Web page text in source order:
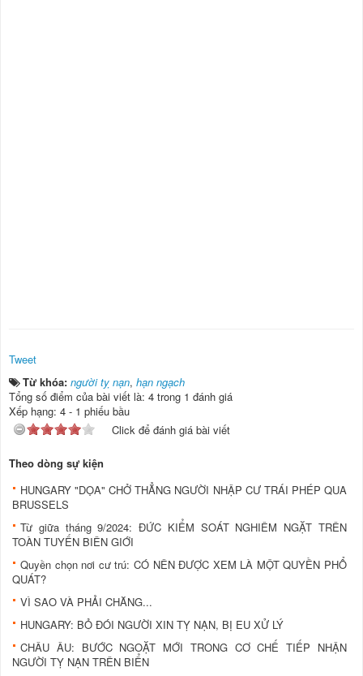
Tweet
Từ khóa: người tỵ nạn, hạn ngạch
Tổng số điểm của bài viết là: 4 trong 1 đánh giá
Xếp hạng: 4 - 1 phiếu bầu
Click để đánh giá bài viết
Theo dòng sự kiện
HUNGARY "DỌA" CHỞ THẲNG NGƯỜI NHẬP CƯ TRÁI PHÉP QUA
BRUSSELS
Từ giữa tháng 9/2024: ĐỨC KIỂM SOÁT NGHIÊM NGẶT TRÊN
TOÀN TUYẾN BIÊN GIỚI
Quyền chọn nơi cư trú: CÓ NÊN ĐƯỢC XEM LÀ MỘT QUYỀN PHỔ
QUÁT?
VÌ SAO VÀ PHẢI CHĂNG...
HUNGARY: BỎ ĐÓI NGƯỜI XIN TỴ NẠN, BỊ EU XỬ LÝ
CHÂU ÂU: BƯỚC NGOẶT MỚI TRONG CƠ CHẾ TIẾP NHẬN
NGƯỜI TỴ NẠN TRÊN BIỂN